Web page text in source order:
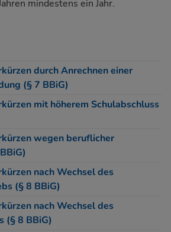
mindestens ein Jahr.
durch Anrechnen einer
(§ 7 BBiG)
mit höherem Schulabschluss
wegen beruflicher
nach Wechsel des
(§ 8 BBiG)
nach Wechsel des
(§ 8 BBiG)